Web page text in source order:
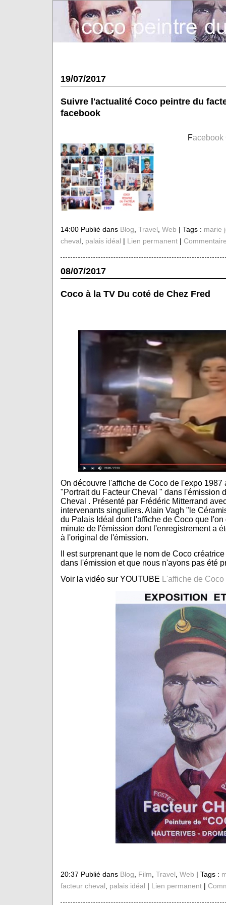
19/07/2017
Suivre l'actualité Coco peintre du
facebook
Facebook
14:00 Publié dans Blog Travel Web | Tags : marie
cheval
palais idéal | Lien permanent|
08/07/2017
Coco à la TV Du coté de Chez Fred
On découvre l'affiche de Coco de l'expo
"Portrait du Facteur Cheval " dans l'émission
Cheval . Présenté par Frédéric Mitterrand
intervenants singuliers. Alain Vagh "le
du Palais Idéal dont l'affiche de Coco que
minute de l'émission dont l'enregistrement a
à l'original de l'émission.
Il est surprenant que le nom de Coco
dans l'émission et que nous n'ayons pas été
Voir la vidéo sur YOUTUBE
L'affiche de
20:37 Publié dans Blog Film Travel Web | Tags :
facteur cheval
palais idéal | Lien permanent|